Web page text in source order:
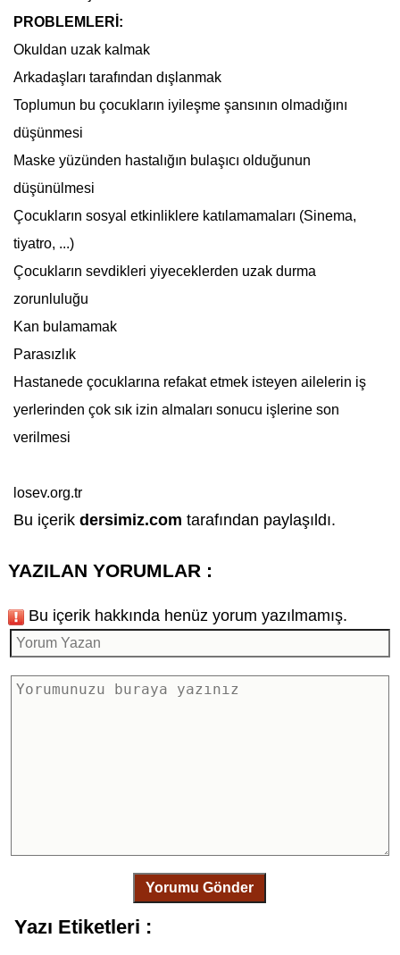
PROBLEMLERİ:
Okuldan uzak kalmak
Arkadaşları tarafından dışlanmak
Toplumun bu çocukların iyileşme şansının olmadığını
düşünmesi
Maske yüzünden hastalığın bulaşıcı olduğunun
düşünülmesi
Çocukların sosyal etkinliklere katılamamaları (Sinema,
tiyatro, ...)
Çocukların sevdikleri yiyeceklerden uzak durma
zorunluluğu
Kan bulamamak
Parasızlık
Hastanede çocuklarına refakat etmek isteyen ailelerin iş
yerlerinden çok sık izin almaları sonucu işlerine son
verilmesi
losev.org.tr
Bu içerik dersimiz.com tarafından paylaşıldı.
YAZILAN YORUMLAR :
Bu içerik hakkında henüz yorum yazılmamış.
Yorumu Gönder
Yazı Etiketleri :